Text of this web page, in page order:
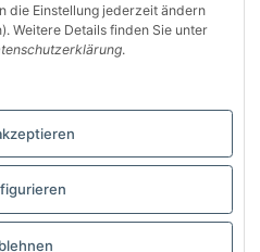
die Einstellung jederzeit ändern
Weitere Details finden Sie unter
.